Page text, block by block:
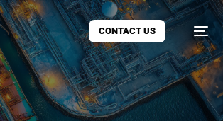
CONTACT US